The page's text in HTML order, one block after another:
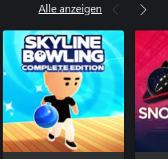
Alle anzeigen